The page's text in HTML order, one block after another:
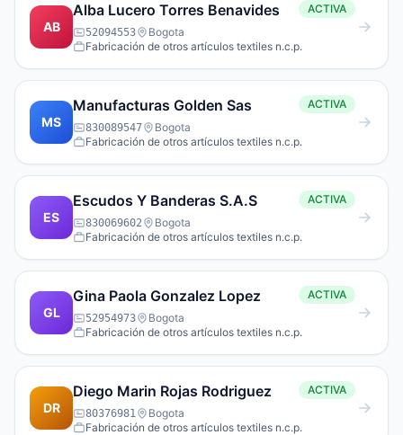
AB
Alba Lucero Torres Benavides ACTIVA
52094553
Bogota
Fabricación de otros artículos textiles n.c.p.
MS
Manufacturas Golden Sas ACTIVA
830089547
Bogota
Fabricación de otros artículos textiles n.c.p.
ES
Escudos Y Banderas S.A.S ACTIVA
830069602
Bogota
Fabricación de otros artículos textiles n.c.p.
GL
Gina Paola Gonzalez Lopez ACTIVA
52954973
Bogota
Fabricación de otros artículos textiles n.c.p.
DR
Diego Marin Rojas Rodriguez ACTIVA
80376981
Bogota
Fabricación de otros artículos textiles n.c.p.